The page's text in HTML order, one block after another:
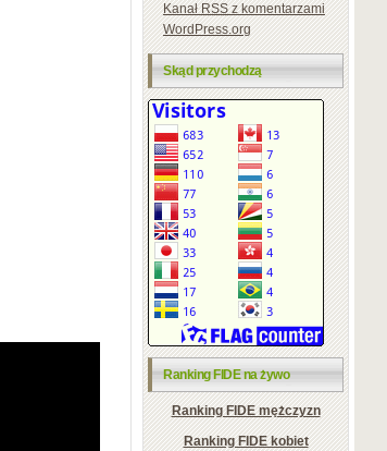
KanałRSSz komentarzami
WordPress.org
Skąd przychodzą
Ranking FIDE na żywo
Ranking FIDE mężczyzn
Ranking FIDE kobiet